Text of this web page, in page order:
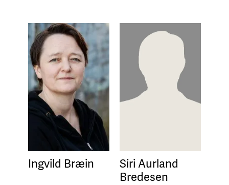
Ingvild Bræin
Siri Aurland
Bredesen